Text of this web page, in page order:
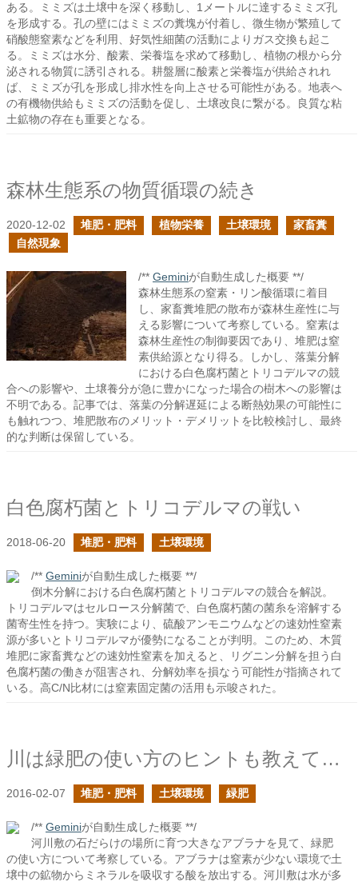
ある。ミミズは土壌中を深く移動し、1メートルに達するミミズ孔
を形成する。孔の壁にはミミズの糞塊が付着し、微生物が繁殖して
硝酸態窒素などを利用、好気性細菌の活動によりガス交換も起こ
る。ミミズは水分、酸素、栄養塩を求めて移動し、植物の根から分
泌される物質に誘引される。耕盤層に酸素と栄養塩が供給されれ
ば、ミミズが孔を形成し排水性を向上させる可能性がある。地表へ
の有機物供給もミミズの活動を促し、土壌改良に繋がる。良質な粘
土鉱物の存在も重要となる。
森林生態系の物質循環の続き
2020-12-02 堆肥・肥料 植物栄養 土壌環境
家畜糞
自然現象
/** Geminiが自動生成した概要 **/
森林生態系の窒素・リン酸循環に着目
し、家畜糞堆肥の散布が森林生産性に与
える影響について考察している。窒素は
森林生産性の制御要因であり、堆肥は窒
素供給源となり得る。しかし、落葉分解
における白色腐朽菌とトリコデルマの競
合への影響や、土壌養分が急に豊かになった場合の樹木への影響は
不明である。記事では、落葉の分解遅延による断熱効果の可能性に
も触れつつ、堆肥散布のメリット・デメリットを比較検討し、最終
的な判断は保留している。
白色腐朽菌とトリコデルマの戦い
2018-06-20 堆肥・肥料 土壌環境
/** Geminiが自動生成した概要 **/
倒木分解における白色腐朽菌とトリコデルマの競合を解説。
トリコデルマはセルロース分解菌で、白色腐朽菌の菌糸を溶解する
菌寄生性を持つ。実験により、硫酸アンモニウムなどの速効性窒素
源が多いとトリコデルマが優勢になることが判明。このため、木質
堆肥に家畜糞などの速効性窒素を加えると、リグニン分解を担う白
色腐朽菌の働きが阻害され、分解効率を損なう可能性が指摘されて
いる。高C/N比材には窒素固定菌の活用も示唆された。
川は緑肥の使い方のヒントも教えてくれる
2016-02-07 堆肥・肥料 土壌環境 緑肥
/** Geminiが自動生成した概要 **/
河川敷の石だらけの場所に育つ大きなアブラナを見て、緑肥
の使い方について考察している。アブラナは窒素が少ない環境で土
壌中の鉱物からミネラルを吸収する酸を放出する。河川敷は水が多